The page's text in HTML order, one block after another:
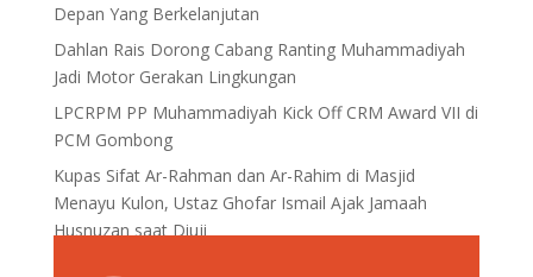
Depan Yang Berkelanjutan
Dahlan Rais Dorong Cabang Ranting Muhammadiyah
Jadi Motor Gerakan Lingkungan
LPCRPM PP Muhammadiyah Kick Off CRM Award VII di
PCM Gombong
Kupas Sifat Ar-Rahman dan Ar-Rahim di Masjid
Menayu Kulon, Ustaz Ghofar Ismail Ajak Jamaah
Husnuzan saat Diuji